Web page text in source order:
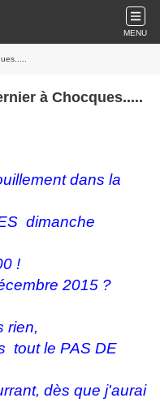
MENU
à Chocques.....
dans la
dimanche
!
2015 ?
rien,
tout le PAS DE
dès que j'aurai